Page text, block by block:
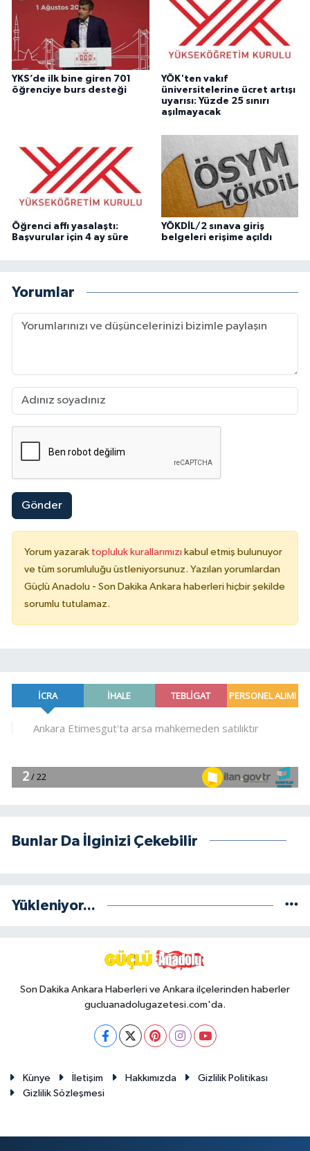
YKS’de ilk bine giren 701
öğrenciye burs desteği
YÖK'ten vakıf
üniversitelerine ücret artışı
uyarısı: Yüzde 25 sınırı
aşılmayacak
Öğrenci affı yasalaştı:
Başvurular için 4 ay süre
YÖKDİL/2 sınava giriş
belgeleri erişime açıldı
Yorumlar
Gönder
Yorum yazarak topluluk kurallarımızı kabul etmiş bulunuyor
ve tüm sorumluluğu üstleniyorsunuz. Yazılan yorumlardan
Güçlü Anadolu - Son Dakika Ankara haberleri hiçbir şekilde
sorumlu tutulamaz.
Bunlar Da İlginizi Çekebilir
Yükleniyor...
Son Dakika Ankara Haberleri ve Ankara ilçelerinden haberler
gucluanadolugazetesi.com'da.
Künye İletişim Hakkımızda
Gizlilik Politikası
Gizlilik Sözleşmesi